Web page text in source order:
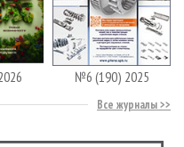
№6 (190) 2025
Все журналы